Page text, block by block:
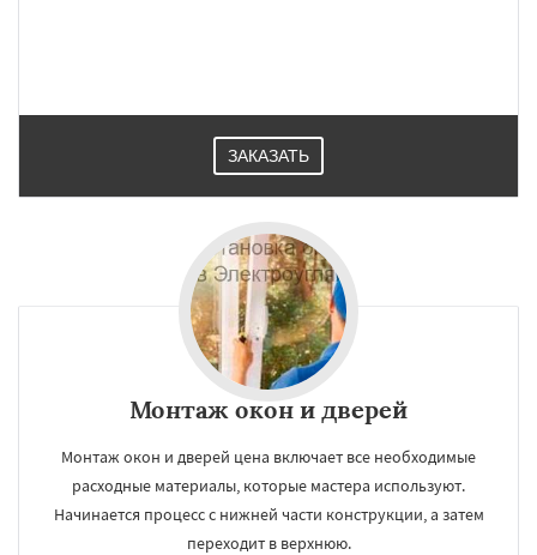
ЗАКАЗАТЬ
Монтаж окон и дверей
Монтаж окон и дверей цена включает все необходимые
расходные материалы, которые мастера используют.
Начинается процесс с нижней части конструкции, а затем
переходит в верхнюю.